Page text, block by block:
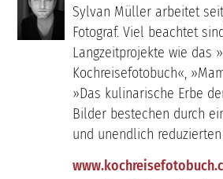
Sylvan Müller arbeitet
Fotograf. Viel beachtet
Langzeitprojekte wie das
Kochreisefotobuch«,
»Das kulinarische Erbe
Bilder bestechen durch
und unendlich